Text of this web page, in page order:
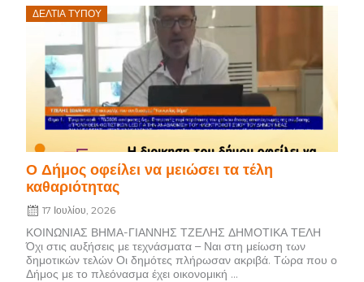
ΔΕΛΤΊΑ ΤΎΠΟΥ
Ο Δήμος οφείλει να μειώσει τα τέλη
καθαριότητας
Posted
17 Ιουλίου, 2026
ΚΟΙΝΩΝΙΑΣ ΒΗΜΑ-ΓΙΑΝΝΗΣ ΤΖΕΛΗΣ ΔΗΜΟΤΙΚΑ ΤΕΛΗ
Όχι στις αυξήσεις με τεχνάσματα – Ναι στη μείωση των
δημοτικών τελών Οι δημότες πλήρωσαν ακριβά. Τώρα που ο
Δήμος με το πλεόνασμα έχει οικονομική ...